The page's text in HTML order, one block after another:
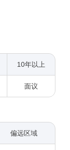
10年以上
面议
偏远区域